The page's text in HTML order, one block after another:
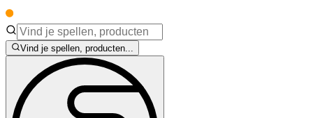
Vind je spellen, producten...